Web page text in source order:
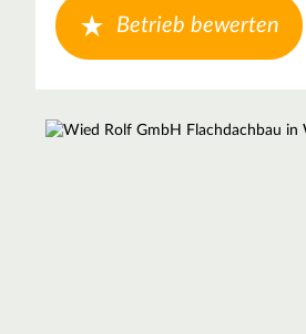
Betrieb bewerten